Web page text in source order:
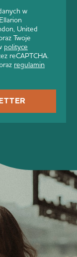
w
United
Twoje
polityce
reCAPTCHA.
regulamin